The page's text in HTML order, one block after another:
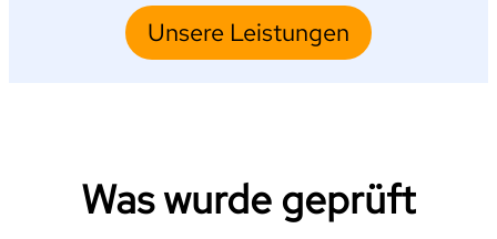
Unsere Leistungen
Was wurde geprüft